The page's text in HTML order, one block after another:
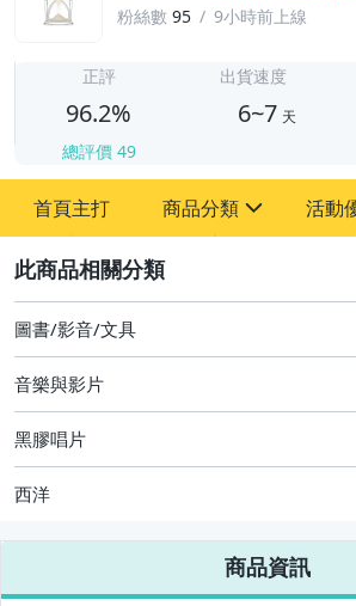
粉絲數 95 9小時前上線
正評
96.2%
總評價 49
出貨速度
6~7 天
首頁主打 商品分類
其它
活動
[全店] 粉絲專享
[全店] 週年慶
圖書/影音/文具
音樂與影片
黑膠唱片
西洋
商品資訊